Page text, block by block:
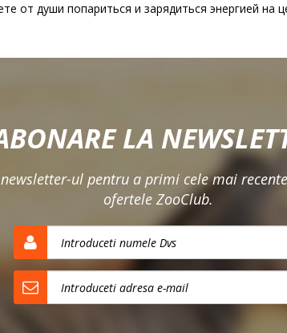
от души попариться и зарядиться энергией на
LA
ul pentru a primi cele mai
ofertele ZooClub.